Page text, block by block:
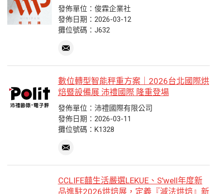
發佈單位：俊霖企業社
發佈日期：2026-03-12
攤位號碼：J632
數位轉型智能秤重方案｜2026台北國際烘
焙暨設備展 沛禮國際 隆重登場
發佈單位：沛禮國際有限公司
發佈日期：2026-03-11
攤位號碼：K1328
CCLIFE囍生活嚴選LEKUE、S'well年度新
品進駐2026烘焙展，定義『減法烘焙』新